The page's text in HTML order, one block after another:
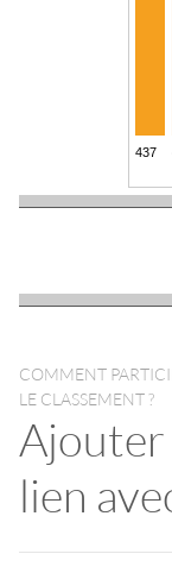
COMMENT
LE CLASSEMENT ?
Ajouter
lien